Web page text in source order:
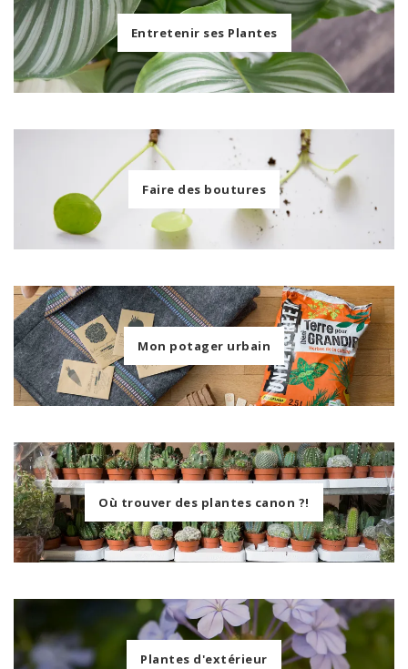
Entretenir ses Plantes
Faire des boutures
Mon potager urbain
Où trouver des plantes canon ?!
Plantes d'extérieur